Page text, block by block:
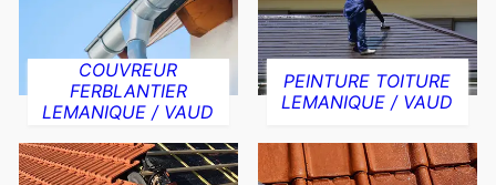
COUVREUR
FERBLANTIER
LEMANIQUE / VAUD
PEINTURE TOITURE
LEMANIQUE / VAUD